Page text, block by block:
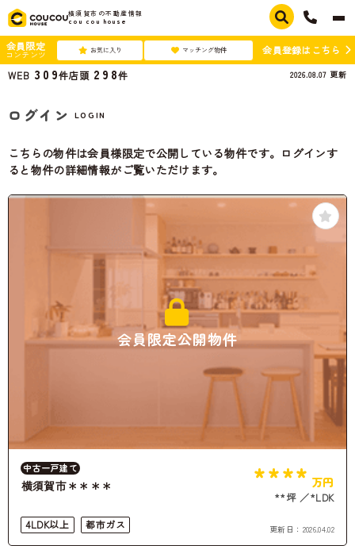
横須賀市の不動産情報
cou cou house
会員限定
コンテンツ お気に入り マッチング物件
会員登録はこちら
WEB 309件店頭 298件 2026.08.07 更新
ログイン LOGIN
こちらの物件は会員様限定で公開している物件です。ログインす
ると物件の詳細情報がご覧いただけます。
会員限定公開物件
中古一戸建て
横須賀市＊＊＊＊ **** 万円
**坪
*LDK
4LDK以上
都市ガス 更新日： 2026.04.02